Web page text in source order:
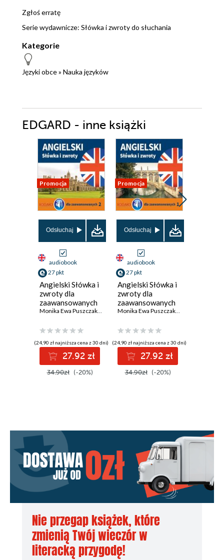
Zgłoś erratę
Serie wydawnicze: Słówka i zwroty do słuchania
Kategorie
Języki obce» Nauka języków
EDGARD - inne książki
Promocja
Odsłuchaj
audiobook
27 pkt
Angielski Słówka i
zwroty dla
zaawansowanych
2
Monika Ewa Puszczak
,Monika Olizarowicz-Strygner
(24,90 zł najniższa cena z 30 dni)
27.92 zł
34.90zł (-20%)
Promocja
Odsłuchaj
audiobook
27 pkt
Angielski Słówka i
zwroty dla
zaawansowanych
1
Monika Ewa Puszczak
,Monika
(24,90 zł najniższa cena z 30 dni)
27.92 zł
34.90zł (-20%)
Nie przegap książek, które
zmienią Twój wieczór w
literacką przygodę!